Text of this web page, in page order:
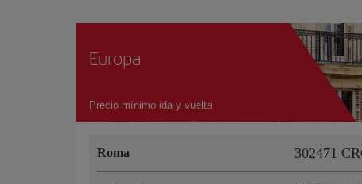
Europa
Precio mínimo ida y vuelta
Roma 302471